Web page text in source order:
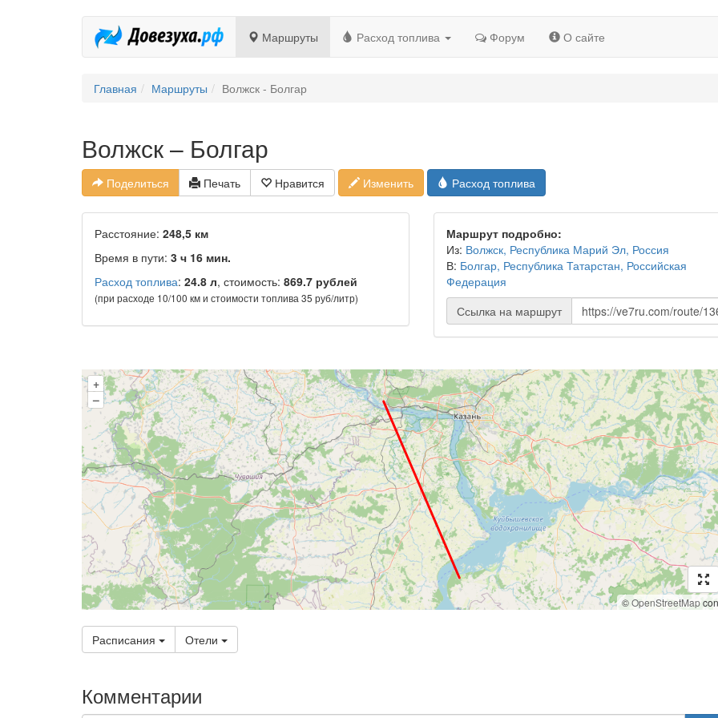
Маршруты Расход топлива Форум О сайте
Главная Маршруты Волжск - Болгар
Волжск – Болгар
Поделиться Печать Нравится Изменить Расход топлива
Расстояние: 248,5 км
Время в пути: 3 ч 16 мин.
Расход топлива: 24.8 л, стоимость: 869.7 рублей
(при расходе 10/100 км и стоимости топлива 35 руб/литр)
Маршрут подробно:
Из: Волжск, Республика Марий Эл, Россия
В: Болгар, Республика Татарстан, Российская
Федерация
Ссылка на маршрут
+
–
©OpenStreetMap
Расписания Отели
Комментарии